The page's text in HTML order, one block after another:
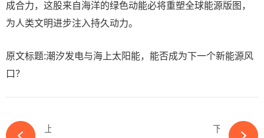
成合力，这股来自海洋的绿色动能必将重塑全球能源版图，
为人类文明进步注入持久动力。
原文标题:潮汐发电与海上太阳能，能否成为下一个新能源风
口？
下一篇